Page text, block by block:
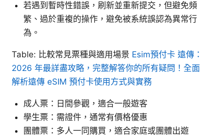
若遇到暫時性錯誤，刷新並重新提交，但避免頻
繁、過於重複的操作，避免被系統誤認為異常行
為。
Table: 比較常見票種與適用場景 Esim預付卡 遠傳：
2026 年最詳盡攻略，完整解答你的所有疑問！全面
解析遠傳 eSIM 預付卡使用方式與實務
成人票：日間參觀，適合一般遊客
學生票：需證件，通常有價格優惠
團體票：多人一同購買，適合家庭或團體出遊